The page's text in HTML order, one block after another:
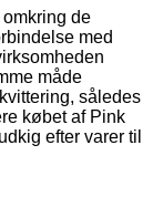
de
med
måde
således
købet af Pink
efter varer til